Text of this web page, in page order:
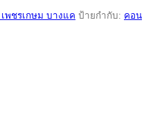
พชรเกษม บางแค ป้ายกำกับ: คอน